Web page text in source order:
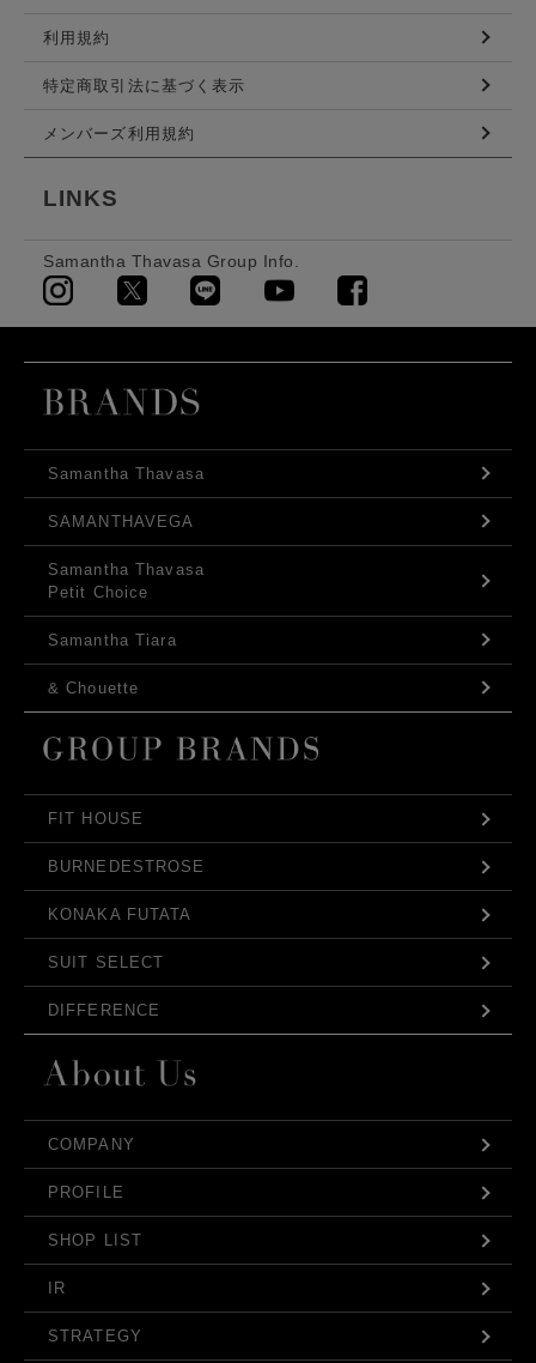
利用規約
特定商取引法に基づく表示
メンバーズ利用規約
LINKS
Samantha Thavasa Group Info.
Samantha Thavasa
SAMANTHAVEGA
Samantha Thavasa
Petit Choice
Samantha Tiara
& Chouette
FIT HOUSE
BURNEDESTROSE
KONAKA FUTATA
SUIT SELECT
DIFFERENCE
COMPANY
PROFILE
SHOP LIST
IR
STRATEGY